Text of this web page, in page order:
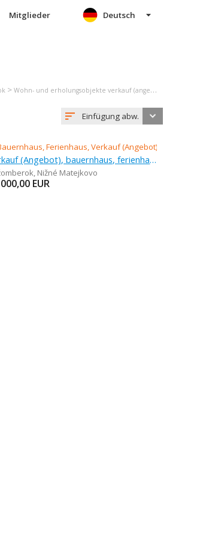
Mitglieder Deutsch
> Wohn- und erholungsobjekte verkauf (angebot) Ružomberok
Einfügung abw.
Verkauf (Angebot), bauernhaus, ferienhaus, 50 m
, Nižné Matejkovo
EUR